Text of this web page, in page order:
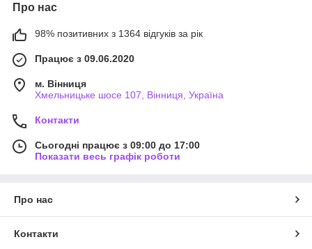
Про нас
98% позитивних з 1364 відгуків за рік
Працює з 09.06.2020
м. Вінниця
Хмельницьке шосе 107, Вінниця, Україна
Контакти
Сьогодні працює з 09:00 до 17:00
Показати весь графік роботи
Про нас
Контакти